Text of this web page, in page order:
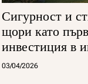
Сигурност и
щори като
инвестиция в
03/04/2026